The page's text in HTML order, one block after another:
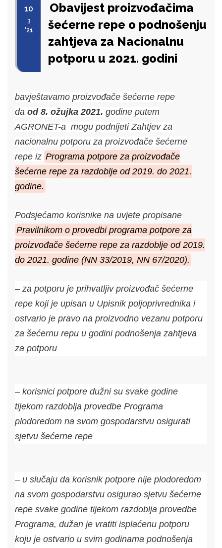
10
3
'21
Obavijest proizvođačima
šećerne repe o podnošenju
zahtjeva za Nacionalnu
potporu u 2021. godini
bavještavamo proizvođače šećerne repe
da od 8. ožujka 2021. godine putem
AGRONET-a mogu podnijeti Zahtjev za
nacionalnu potporu za proizvođače šećerne
repe iz Programa potpore za proizvođače
šećerne repe za razdoblje od 2019. do 2021.
godine.
Podsjećamo korisnike na uvjete propisane
Pravilnikom o provedbi programa potpore za
proizvođače šećerne repe za razdoblje od 2019.
do 2021. godine (NN 33/2019, NN 67/2020).
– za potporu je prihvatljiv proizvođač šećerne
repe koji je upisan u Upisnik poljoprivrednika i
ostvario je pravo na proizvodno vezanu potporu
za šećernu repu u godini podnošenja zahtjeva
za potporu
– korisnici potpore dužni su svake godine
tijekom razdoblja provedbe Programa
plodoredom na svom gospodarstvu osigurati
sjetvu šećerne repe
– u slučaju da korisnik potpore nije plodoredom
na svom gospodarstvu osigurao sjetvu šećerne
repe svake godine tijekom razdoblja provedbe
Programa, dužan je vratiti isplaćenu potporu
koju je ostvario u svim godinama podnošenja